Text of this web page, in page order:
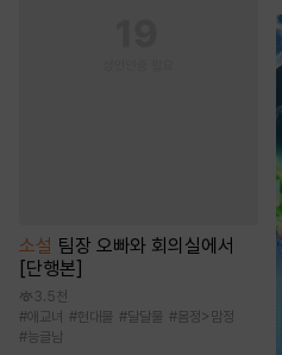
소설 팀장 오빠와 회의실에서
[단행본]
3.5천
#애교녀 #현대물 #달달물 #몸정>맘정
#능글남